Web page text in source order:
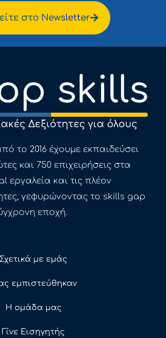
στο Newsletter
το 2016 έχουμε εκπαιδεύσει
και 750 επιχειρήσεις στα
και τις πλέον
γεφυρώνοντας το skills gap
εποχή.
Σχετικά με εμάς
εμπιστεύθηκαν
Η ομάδα μας
Γίνε Εισηγητής